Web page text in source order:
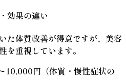
効果の違い
た体質改善が得意ですが、美容
を重視しています。
10,000円（体質・慢性症状の